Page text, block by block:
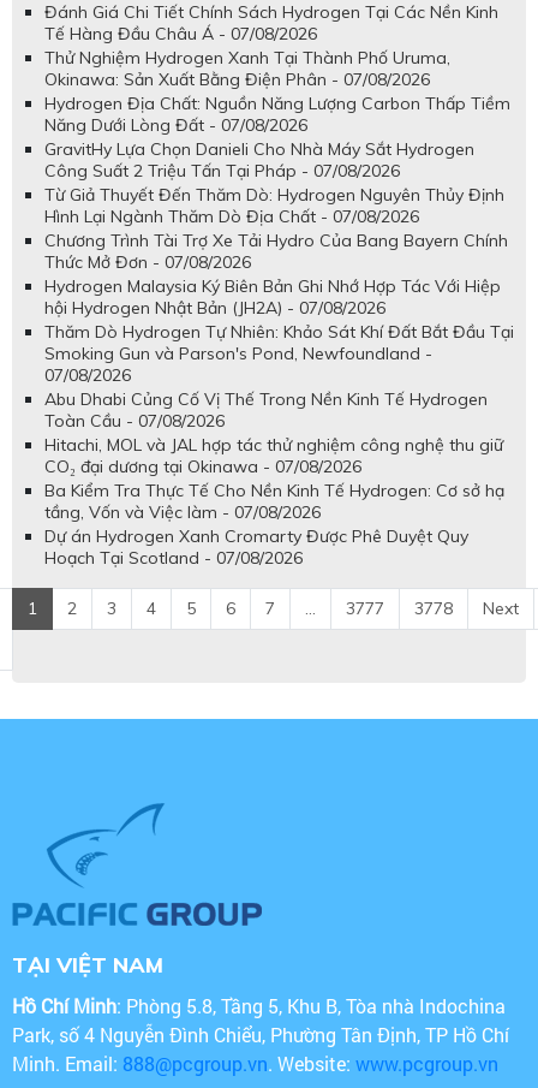
Đánh Giá Chi Tiết Chính Sách Hydrogen Tại Các Nền Kinh
Tế Hàng Đầu Châu Á - 07/08/2026
Thử Nghiệm Hydrogen Xanh Tại Thành Phố Uruma,
Okinawa: Sản Xuất Bằng Điện Phân - 07/08/2026
Hydrogen Địa Chất: Nguồn Năng Lượng Carbon Thấp Tiềm
Năng Dưới Lòng Đất - 07/08/2026
GravitHy Lựa Chọn Danieli Cho Nhà Máy Sắt Hydrogen
Công Suất 2 Triệu Tấn Tại Pháp - 07/08/2026
Từ Giả Thuyết Đến Thăm Dò: Hydrogen Nguyên Thủy Định
Hình Lại Ngành Thăm Dò Địa Chất - 07/08/2026
Chương Trình Tài Trợ Xe Tải Hydro Của Bang Bayern Chính
Thức Mở Đơn - 07/08/2026
Hydrogen Malaysia Ký Biên Bản Ghi Nhớ Hợp Tác Với Hiệp
hội Hydrogen Nhật Bản (JH2A) - 07/08/2026
Thăm Dò Hydrogen Tự Nhiên: Khảo Sát Khí Đất Bắt Đầu Tại
Smoking Gun và Parson's Pond, Newfoundland -
07/08/2026
Abu Dhabi Củng Cố Vị Thế Trong Nền Kinh Tế Hydrogen
Toàn Cầu - 07/08/2026
Hitachi, MOL và JAL hợp tác thử nghiệm công nghệ thu giữ
CO₂ đại dương tại Okinawa - 07/08/2026
Ba Kiểm Tra Thực Tế Cho Nền Kinh Tế Hydrogen: Cơ sở hạ
tầng, Vốn và Việc làm - 07/08/2026
Dự án Hydrogen Xanh Cromarty Được Phê Duyệt Quy
Hoạch Tại Scotland - 07/08/2026
1 2 3 4 5 6 7 ... 3777 3778 Next
TẠI VIỆT NAM
Hồ Chí Minh: Phòng 5.8, Tầng 5, Khu B, Tòa nhà Indochina
Park, số 4 Nguyễn Đình Chiểu, Phường Tân Định, TP Hồ Chí
Minh. Email: 888@pcgroup.vn. Website: www.pcgroup.vn